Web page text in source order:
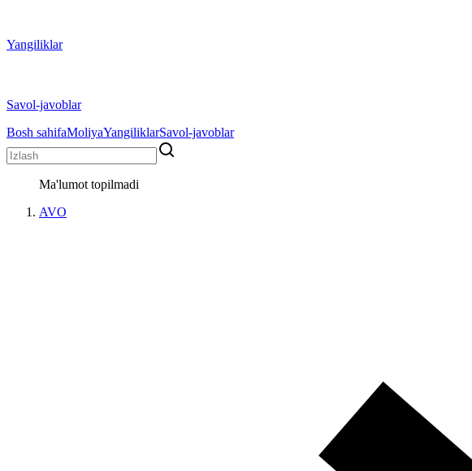
Yangiliklar
Savol-javoblar
Bosh sahifaMoliyaYangiliklarSavol-javoblar
Ma'lumot topilmadi
AVO